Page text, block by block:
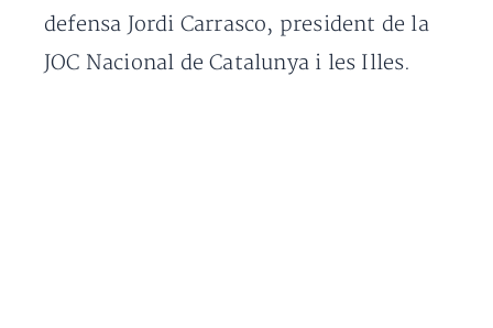
defensa Jordi Carrasco, president de la
JOC Nacional de Catalunya i les Illes.